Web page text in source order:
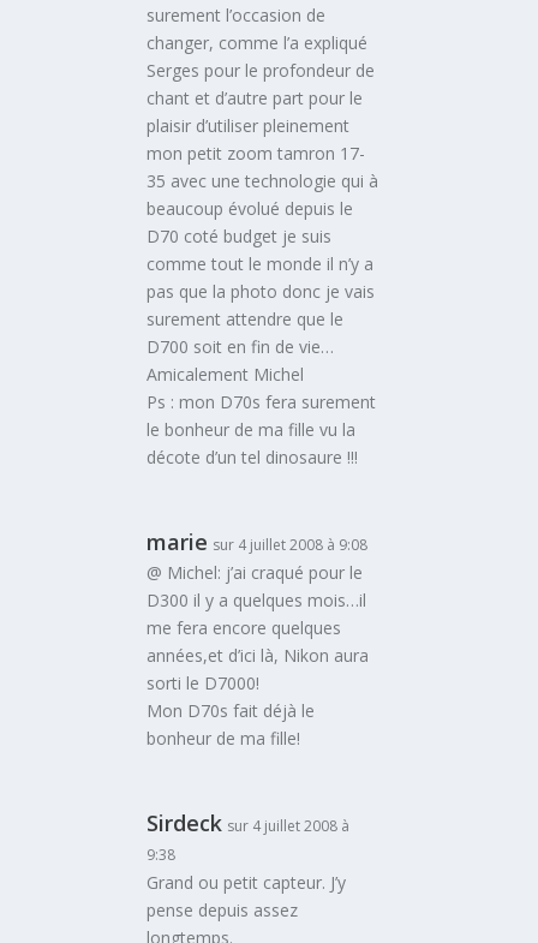
surement l’occasion de
changer, comme l’a expliqué
Serges pour le profondeur de
chant et d’autre part pour le
plaisir d’utiliser pleinement
mon petit zoom tamron 17-
35 avec une technologie qui à
beaucoup évolué depuis le
D70 coté budget je suis
comme tout le monde il n’y a
pas que la photo donc je vais
surement attendre que le
D700 soit en fin de vie…
Amicalement Michel
Ps : mon D70s fera surement
le bonheur de ma fille vu la
décote d’un tel dinosaure !!!
marie sur 4 juillet 2008 à 9:08
@ Michel: j’ai craqué pour le
D300 il y a quelques mois…il
me fera encore quelques
années,et d’ici là, Nikon aura
sorti le D7000!
Mon D70s fait déjà le
bonheur de ma fille!
Sirdeck sur 4 juillet 2008 à
9:38
Grand ou petit capteur. J’y
pense depuis assez
longtemps.